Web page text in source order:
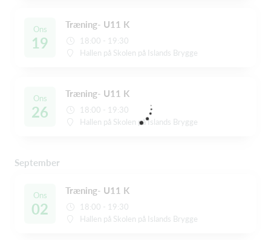
Ons
19
Træning- U11 K
18:00 - 19:30
Hallen på Skolen på Islands Brygge
Ons
26
Træning- U11 K
18:00 - 19:30
Hallen på Skolen på Islands Brygge
September
Ons
02
Træning- U11 K
18:00 - 19:30
Hallen på Skolen på Islands Brygge